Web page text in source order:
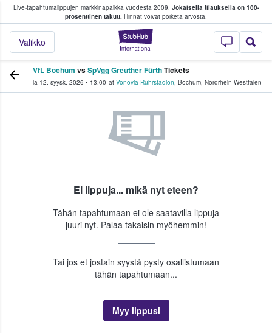
Live-tapahtumalippujen markkinapaikka vuodesta 2009. Jokaisella tilauksella on 100-
prosenttinen takuu. Hinnat voivat poiketa arvosta.
StubHub -
Valikko
fanit ostavat ja myyvät lippuja
VfL Bochum vsSpVgg Greuther FürthTickets
la 12. syysk. 2026 • 13.00 at Vonovia Ruhrstadion, Bochum, Nordrhein-Westfalen
Ei lippuja... mikä nyt eteen?
Tähän tapahtumaan ei ole saatavilla lippuja
juuri nyt. Palaa takaisin myöhemmin!
Tai jos et jostain syystä pysty osallistumaan
tähän tapahtumaan...
Myy lippusi